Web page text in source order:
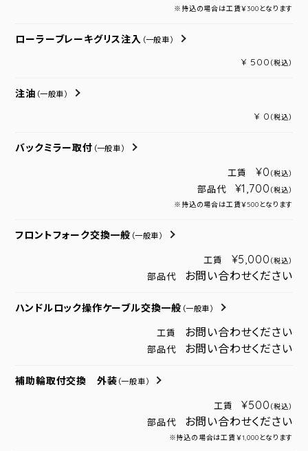
※持込の場合は工賃￥300となります
ローラーブレーキグリス注入 （一般車）
¥ 500 （税込）
注油 （一般車）
¥ 0 （税込）
バックミラー取付 （一般車）
工賃 ¥0 （税込）
部品代 ¥1,700 （税込）
※持込の場合は工賃￥500となります
フロントフォーク交換一般 （一般車）
工賃 ¥5,000 （税込）
部品代 お問い合わせください
ハンドルロック操作ケーブル交換一般 （一般車）
工賃 お問い合わせください
部品代 お問い合わせください
補助輪取付交換 外装 （一般車）
工賃 ¥500 （税込）
部品代 お問い合わせください
※持込の場合は工賃￥1,000となります